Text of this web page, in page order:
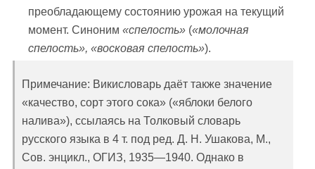
преобладающему состоянию урожая на текущий
момент. Синоним«спелость» («молочная
спелость», «восковая спелость»).
Примечание: Викисловарь даёт также значение
«качество, сорт этого сока» («яблоки белого
налива»), ссылаясь на Толковый словарь
русского языка в 4 т. под ред. Д. Н. Ушакова, М.,
Сов. энцикл., ОГИЗ, 1935—1940. Однако в